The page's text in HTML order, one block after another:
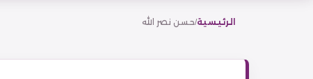
الرئيسية/حسن نصر الله